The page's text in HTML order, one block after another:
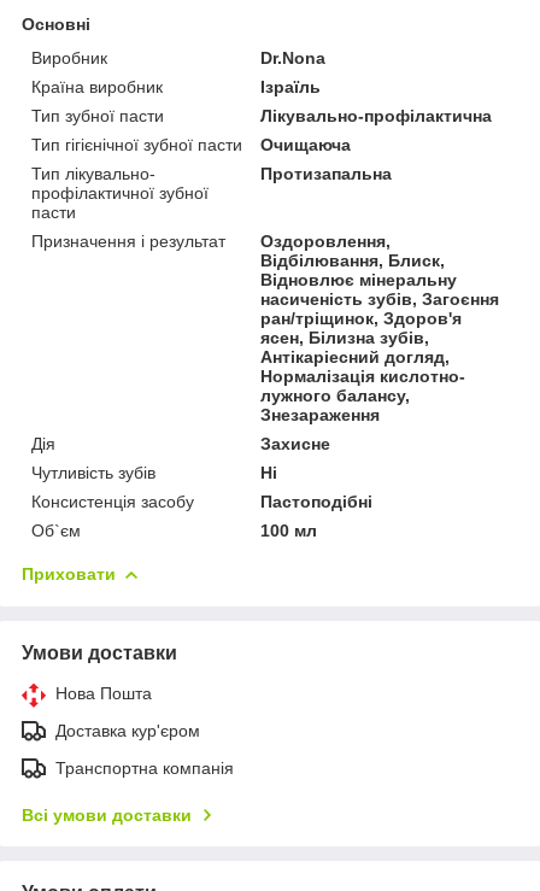
Основні
Виробник
Dr.Nona
Країна виробник
Ізраїль
Тип зубної пасти
Лікувально-профілактична
Тип гігієнічної зубної пасти
Очищаюча
Тип лікувально-
профілактичної зубної
пасти
Протизапальна
Призначення і результат
Оздоровлення,
Відбілювання, Блиск,
Відновлює мінеральну
насиченість зубів, Загоєння
ран/тріщинок, Здоров'я
ясен, Білизна зубів,
Антікаріесний догляд,
Нормалізація кислотно-
лужного балансу,
Знезараження
Дія
Захисне
Чутливість зубів
Ні
Консистенція засобу
Пастоподібні
Об`єм
100 мл
Приховати
Умови доставки
Нова Пошта
Доставка кур'єром
Транспортна компанія
Всі умови доставки